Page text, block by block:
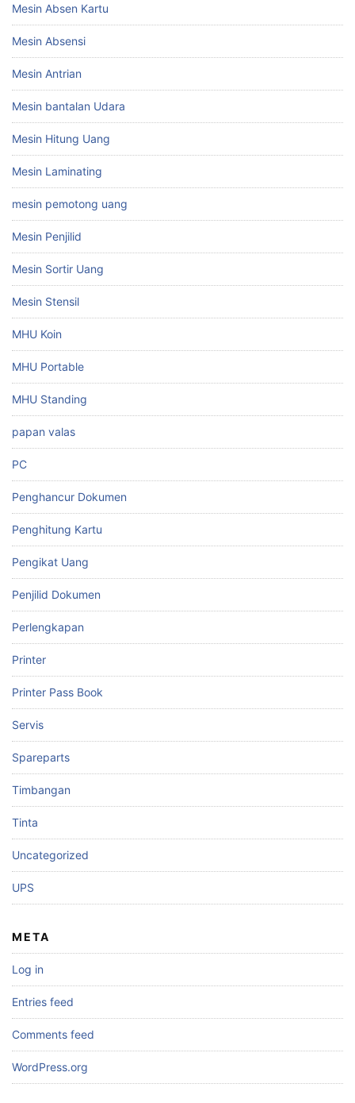
Mesin Absen Kartu
Mesin Absensi
Mesin Antrian
Mesin bantalan Udara
Mesin Hitung Uang
Mesin Laminating
mesin pemotong uang
Mesin Penjilid
Mesin Sortir Uang
Mesin Stensil
MHU Koin
MHU Portable
MHU Standing
papan valas
PC
Penghancur Dokumen
Penghitung Kartu
Pengikat Uang
Penjilid Dokumen
Perlengkapan
Printer
Printer Pass Book
Servis
Spareparts
Timbangan
Tinta
Uncategorized
UPS
META
Log in
Entries feed
Comments feed
WordPress.org